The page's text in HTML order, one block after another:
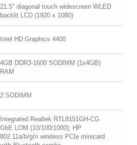
21.5" diagonal touch widescreen WLED
backlit LCD (1920 x 1080)
Intel HD Graphics 4400
4GB DDR3-1600 SODIMM (1x4GB)
RAM
2 SODIMM
Integrated Realtek RTL8151GH-CG
GbE LOM (10/100/1000); HP
802.11a/b/g/n wireless PCIe minicard